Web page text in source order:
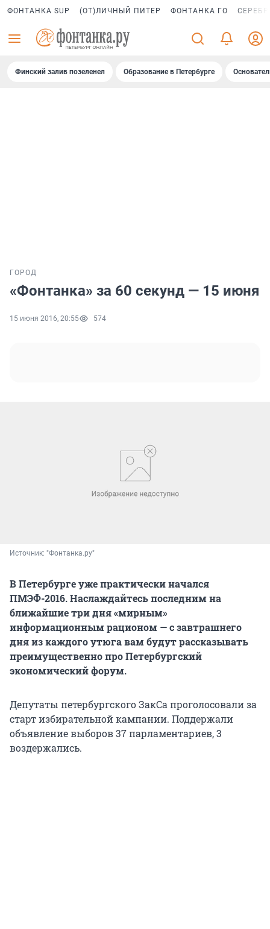
ФОНТАНКА SUP (ОТ)ЛИЧНЫЙ ПИТЕР ФОНТАНКА ГО
Финский залив позеленел Образование в Петербурге
ГОРОД
«Фонтанка» за 60 секунд — 15 июня
15 июня 2016, 20:55 574
Источник: "Фонтанка.ру"
В Петербурге уже практически начался
ПМЭФ-2016. Наслаждайтесь последним на
ближайшие три дня «мирным»
информационным рационом — с завтрашнего
дня из каждого утюга вам будут рассказывать
преимущественно про Петербургский
экономический форум.
Депутаты петербургского ЗакСа проголосовали за
старт избирательной кампании. Поддержали
объявление выборов 37 парламентариев, 3
воздержались.